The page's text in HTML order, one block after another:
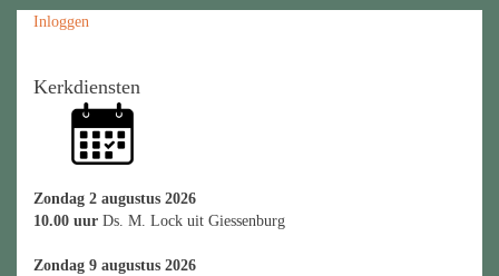
Inloggen
Kerkdiensten
Zondag 2 augustus 2026
10.00 uur Ds. M. Lock uit Giessenburg
Zondag 9 augustus 2026